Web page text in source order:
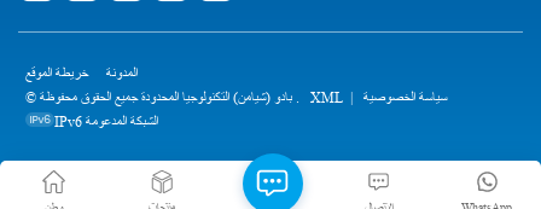
خريطة الموقع
المدونة
XML | سياسة الخصوصية
IPv6 الشبكة المدعومة